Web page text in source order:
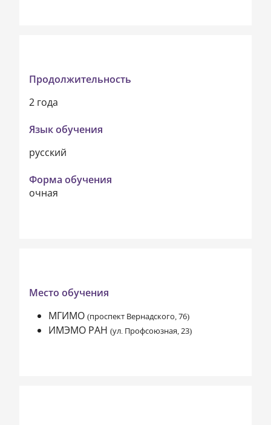
Продолжительность
2 года
Язык обучения
русский
Форма обучения
очная
Место обучения
МГИМО (проспект Вернадского, 76)
ИМЭМО РАН (ул. Профсоюзная, 23)